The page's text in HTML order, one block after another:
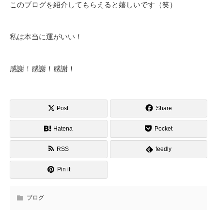
このブログを紹介してもらえると嬉しいです（笑）
私は本当に運がいい！
感謝！感謝！感謝！
Post Share
Hatena Pocket
RSS feedly
Pin it
ブログ